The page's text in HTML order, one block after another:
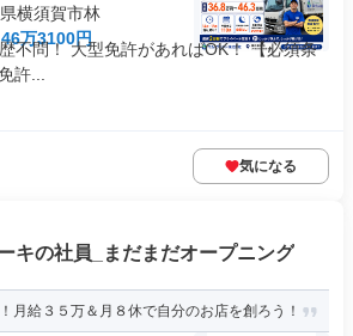
横須賀市林
万3100円
不問！ 大型免許があればOK！ 【必須条
許...
気になる
キの社員_まだまだオープニング
月給３５万＆月８休で自分のお店を創ろう！